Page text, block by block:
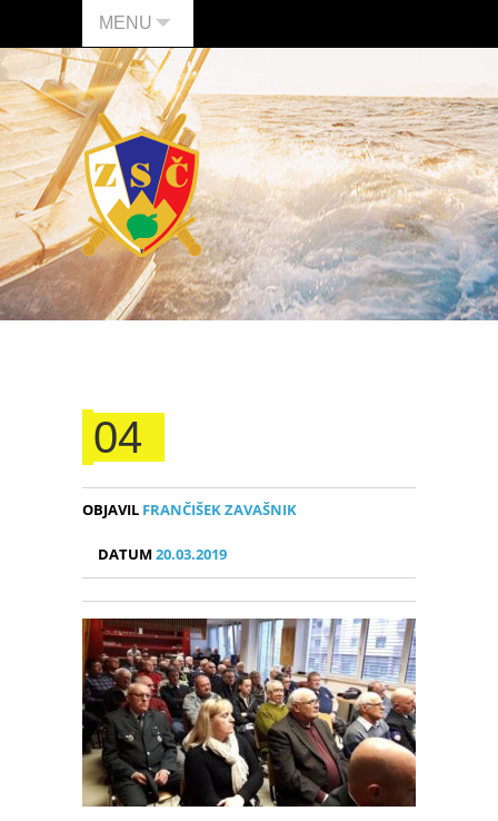
MENU
04
OBJAVIL FRANČIŠEK ZAVAŠNIK
DATUM20.03.2019